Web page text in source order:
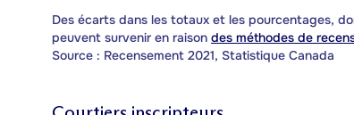
Des écarts dans les totaux et les pourcentages,
peuvent survenir en raison des méthodes de
Source : Recensement 2021, Statistique Canada